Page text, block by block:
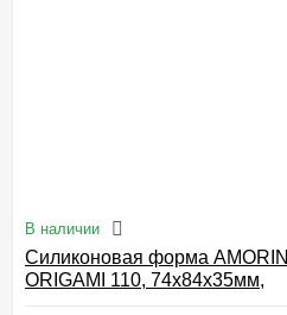
В наличии
Силиконовая форма AMORINI
ORIGAMI 110, 74x84х35мм,